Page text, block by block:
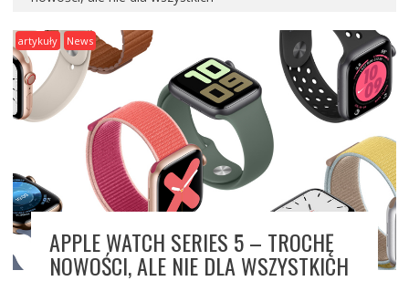
artykuły News
APPLE WATCH SERIES 5 – TROCHĘ
NOWOŚCI, ALE NIE DLA WSZYSTKICH